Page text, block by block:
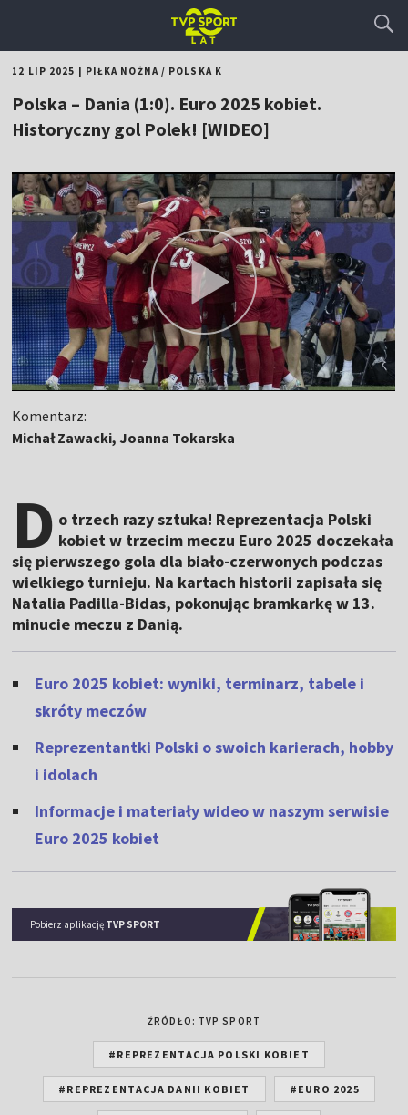
12 LIP 2025 PIŁKA NOŻNA/ POLSKA K
Polska – Dania (1:0). Euro 2025 kobiet.
Historyczny gol Polek! [WIDEO]
Komentarz:
Michał Zawacki, Joanna Tokarska
D o trzech razy sztuka! Reprezentacja Polski
kobiet w trzecim meczu Euro 2025 doczekała
się pierwszego gola dla biało-czerwonych podczas
wielkiego turnieju. Na kartach historii zapisała się
Natalia Padilla-Bidas, pokonując bramkarkę w 13.
minucie meczu z Danią.
Euro 2025 kobiet: wyniki, terminarz, tabele i
skróty meczów
Reprezentantki Polski o swoich karierach, hobby
i idolach
Informacje i materiały wideo w naszym serwisie
Euro 2025 kobiet
Pobierz aplikację TVP SPORT
ŹRÓDŁO: TVP SPORT
#REPREZENTACJA POLSKI KOBIET
#REPREZENTACJA DANII KOBIET #EURO 2025